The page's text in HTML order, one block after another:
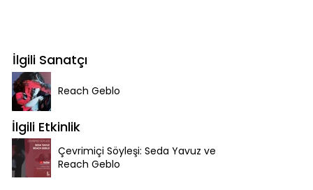
İlgili Sanatçı
Reach Geblo
İlgili Etkinlik
Çevrimiçi Söyleşi: Seda Yavuz ve
Reach Geblo